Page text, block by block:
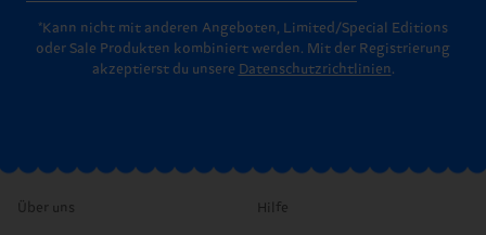
*Kann nicht mit anderen Angeboten, Limited/Special Editions
oder Sale Produkten kombiniert werden. Mit der Registrierung
akzeptierst du unsere Datenschutzrichtlinien.
Über uns Hilfe